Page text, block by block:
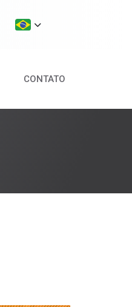
CONTATO